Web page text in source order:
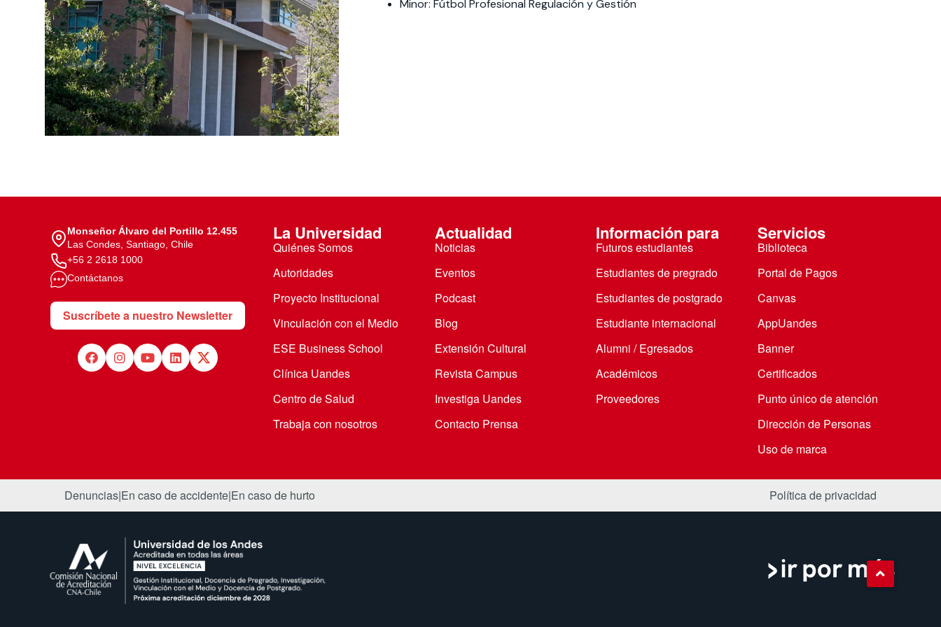
Te puede interesar:International studentsFacultades
Te puede interesar:Explora el campus Uandes Noticias estudiantiles
Minor: Fútbol Profesional Regulación y Gestión
Monseñor Álvaro del Portillo 12.455
Las Condes, Santiago, Chile
+56 2 2618 1000
Contáctanos
Suscríbete a nuestro Newsletter
La Universidad
Quiénes Somos
Autoridades
Proyecto Institucional
Vinculación con el Medio
ESE Business School
Clínica Uandes
Centro de Salud
Trabaja con nosotros
Actualidad
Noticias
Eventos
Podcast
Blog
Extensión Cultural
Revista Campus
Investiga Uandes
Contacto Prensa
Información para
Futuros estudiantes
Estudiantes de pregrado
Estudiantes de postgrado
Estudiante internacional
Alumni / Egresados
Académicos
Proveedores
Servicios
Biblioteca
Portal de Pagos
Canvas
AppUandes
Banner
Certificados
Punto único de atención
Dirección de Personas
Uso de marca
Denuncias|En caso de accidente|En caso de hurto Política de privacidad